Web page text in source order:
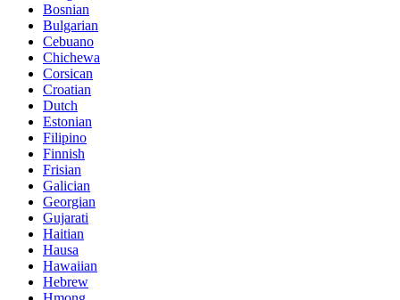
Bosnian
Bulgarian
Cebuano
Chichewa
Corsican
Croatian
Dutch
Estonian
Filipino
Finnish
Frisian
Galician
Georgian
Gujarati
Haitian
Hausa
Hawaiian
Hebrew